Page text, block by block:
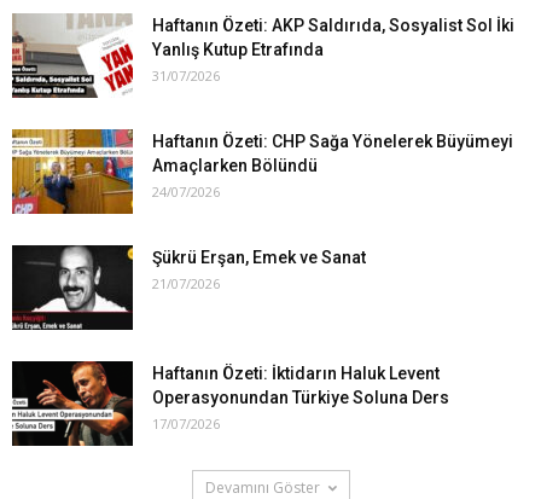
Haftanın Özeti: AKP Saldırıda, Sosyalist Sol İki
Yanlış Kutup Etrafında
31/07/2026
Haftanın Özeti: CHP Sağa Yönelerek Büyümeyi
Amaçlarken Bölündü
24/07/2026
Şükrü Erşan, Emek ve Sanat
21/07/2026
Haftanın Özeti: İktidarın Haluk Levent
Operasyonundan Türkiye Soluna Ders
17/07/2026
Devamını Göster